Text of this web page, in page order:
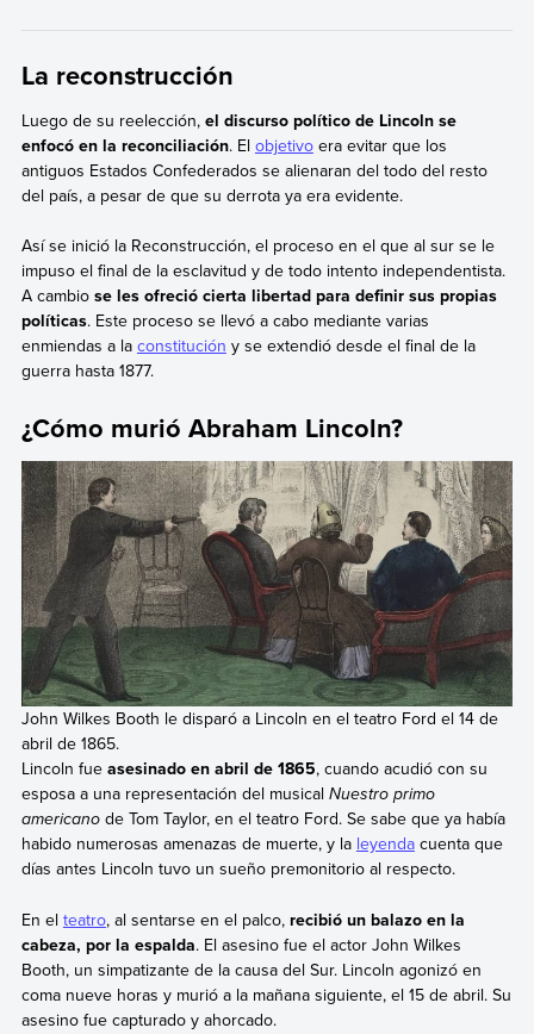
La reconstrucción
Luego de su reelección,el discurso político de Lincoln se
enfocó en la reconciliación. El objetivoera evitar que los
antiguos Estados Confederados se alienaran del todo del resto
del país, a pesar de que su derrota ya era evidente.
Así se inició la Reconstrucción, el proceso en el que al sur se le
impuso el final de la esclavitud y de todo intento independentista.
A cambiose les ofreció cierta libertad para definir sus propias
políticas. Este proceso se llevó a cabo mediante varias
enmiendas a la constitución y se extendió desde el final de la
guerra hasta 1877.
¿Cómo murió Abraham Lincoln?
John Wilkes Booth le disparó a Lincoln en el teatro Ford el 14 de
abril de 1865.
Lincoln fueasesinado en abril de 1865, cuando acudió con su
esposa a una representación del musical Nuestro primo
americanode Tom Taylor, en el teatro Ford. Se sabe que ya había
habido numerosas amenazas de muerte, y la leyendacuenta que
días antes Lincoln tuvo un sueño premonitorio al respecto.
En el teatro, al sentarse en el palco, recibió un balazo en la
cabeza, por la espalda. El asesino fue el actor John Wilkes
Booth, un simpatizante de la causa del Sur. Lincoln agonizó en
coma nueve horas y murió a la mañana siguiente, el 15 de abril. Su
asesino fue capturado y ahorcado.